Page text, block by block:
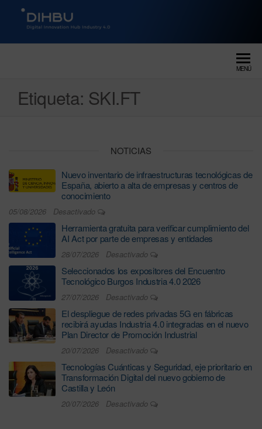
DIGITAL INNOVATION HUB
MENÚ
Etiqueta: SKI.FT
NOTICIAS
Nuevo inventario de infraestructuras tecnológicas de
España, abierto a alta de empresas y centros de
conocimiento
05/08/2026 Desactivado
Herramienta gratuita para verificar cumplimiento del
AI Act por parte de empresas y entidades
28/07/2026 Desactivado
Seleccionados los expositores del Encuentro
Tecnológico Burgos Industria 4.0 2026
27/07/2026 Desactivado
El despliegue de redes privadas 5G en fábricas
recibirá ayudas Industria 4.0 integradas en el nuevo
Plan Director de Promoción Industrial
20/07/2026 Desactivado
Tecnologías Cuánticas y Seguridad, eje prioritario en
Transformación Digital del nuevo gobierno de
Castilla y León
20/07/2026 Desactivado